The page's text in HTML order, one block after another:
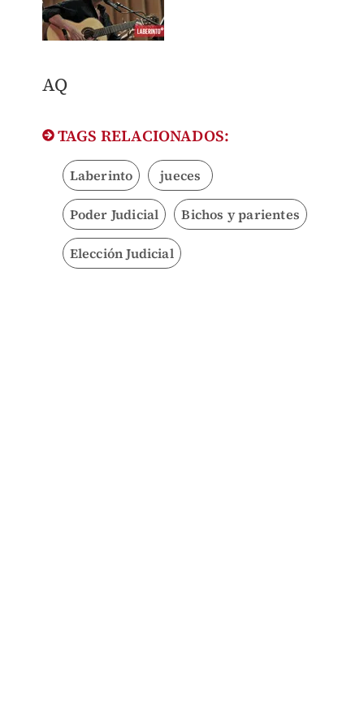
AQ
TAGS RELACIONADOS:
Laberinto jueces
Poder Judicial Bichos y parientes
Elección Judicial